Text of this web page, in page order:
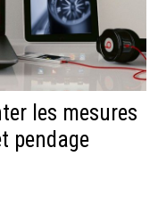
les mesures
pendage